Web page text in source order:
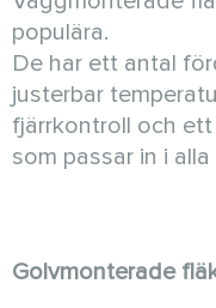
populära.
De har ett antal
justerbar
fjärrkontroll och
som passar in i alla
Golvmonterade